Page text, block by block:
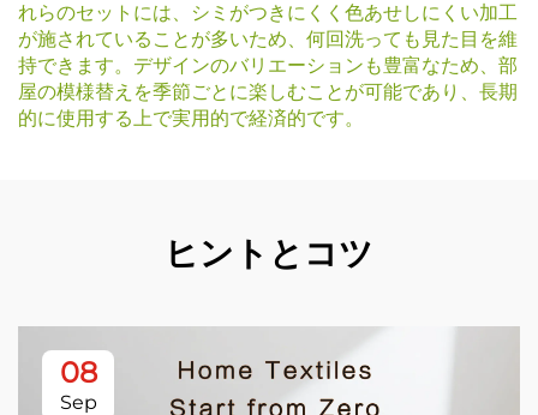
れらのセットには、シミがつきにくく色あせしにくい加工
が施されていることが多いため、何回洗っても見た目を維
持できます。デザインのバリエーションも豊富なため、部
屋の模様替えを季節ごとに楽しむことが可能であり、長期
的に使用する上で実用的で経済的です。
ヒントとコツ
08
Sep